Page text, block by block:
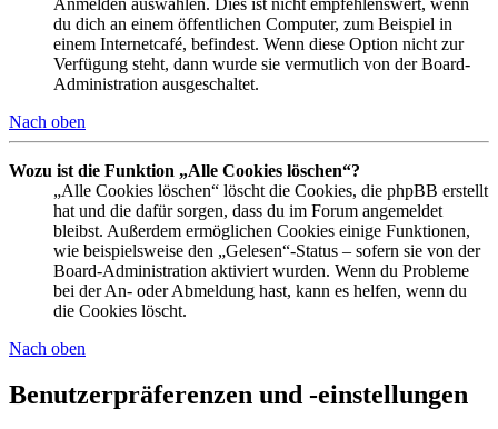
du dich an einem öffentlichen Computer, zum Beispiel in
einem Internetcafé, befindest. Wenn diese Option nicht zur
Verfügung steht, dann wurde sie vermutlich von der Board-
Administration ausgeschaltet.
Nach oben
Wozu ist die Funktion „Alle Cookies löschen“?
„Alle Cookies löschen“ löscht die Cookies, die phpBB erstellt
hat und die dafür sorgen, dass du im Forum angemeldet
bleibst. Außerdem ermöglichen Cookies einige Funktionen,
wie beispielsweise den „Gelesen“-Status – sofern sie von der
Board-Administration aktiviert wurden. Wenn du Probleme
bei der An- oder Abmeldung hast, kann es helfen, wenn du
die Cookies löscht.
Nach oben
Benutzerpräferenzen und -einstellungen